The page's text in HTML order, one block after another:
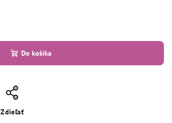
Do košíka
Zdieľať